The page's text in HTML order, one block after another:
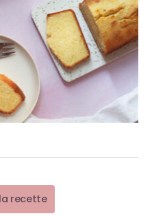
recette